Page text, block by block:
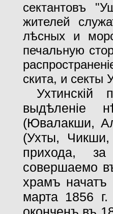
сектантовъ
жителей
лѣсных и
печальную
скита, и секты
Ухтинскiй
выдѣленiе
(Ювалакши,
(Ухты,
прихода,
совершаемо
храмъ
марта 1856